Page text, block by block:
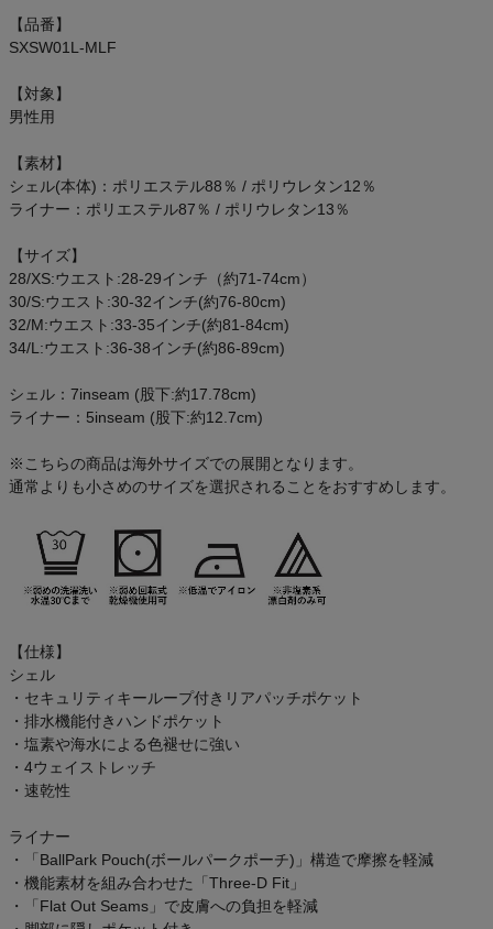
インフィット INFIT
サックス SAXX
オン On
スポーツマリオTOP
ベースボールマリオ（野球商品）
クーポン一覧
商品レビュー
プロテイン・サプリメントまとめ買い
アウトレットセール
スタッフコーディネート
スタッフブログ
【品番】
SXSW01L-MLF
【対象】
男性用
【素材】
シェル(本体)：ポリエステル88％ / ポリウレタン12％
ライナー：ポリエステル87％ / ポリウレタン13％
【サイズ】
28/XS:ウエスト:28-29インチ（約71-74cm）
30/S:ウエスト:30-32インチ(約76-80cm)
32/M:ウエスト:33-35インチ(約81-84cm)
34/L:ウエスト:36-38インチ(約86-89cm)
シェル：7inseam (股下:約17.78cm)
ライナー：5inseam (股下:約12.7cm)
※こちらの商品は海外サイズでの展開となります。
通常よりも小さめのサイズを選択されることをおすすめします。
【仕様】
シェル
・セキュリティキーループ付きリアパッチポケット
・排水機能付きハンドポケット
・塩素や海水による色褪せに強い
・4ウェイストレッチ
・速乾性
ライナー
・「BallPark Pouch(ボールパークポーチ)」構造で摩擦を軽減
・機能素材を組み合わせた「Three-D Fit」
・「Flat Out Seams」で皮膚への負担を軽減